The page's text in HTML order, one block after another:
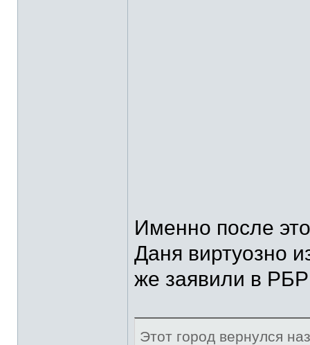
Именно после
Даня виртуозно
же заявили в РБР
Этот город вернулся